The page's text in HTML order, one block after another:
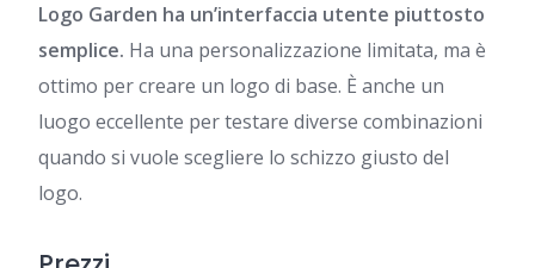
Logo Garden ha un’interfaccia utente piuttosto
semplice. Ha una personalizzazione limitata, ma è
ottimo per creare un logo di base. È anche un
luogo eccellente per testare diverse combinazioni
quando si vuole scegliere lo schizzo giusto del
logo.